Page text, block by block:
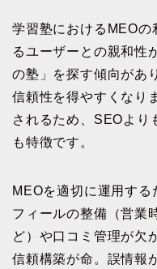
学習塾におけるMEOの
るユーザーとの親和性
の塾」を探す傾向があ
信頼性を得やすくなり
されるため、SEOより
も特徴です。
MEOを適切に運用す
フィールの整備（営業
ど）や口コミ管理が欠
信頼構築が命。誤情報